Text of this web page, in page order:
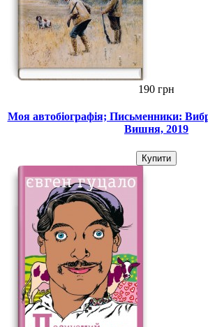
190 грн
Моя автобіографія; Письменники:
Вишня, 2019
Купити